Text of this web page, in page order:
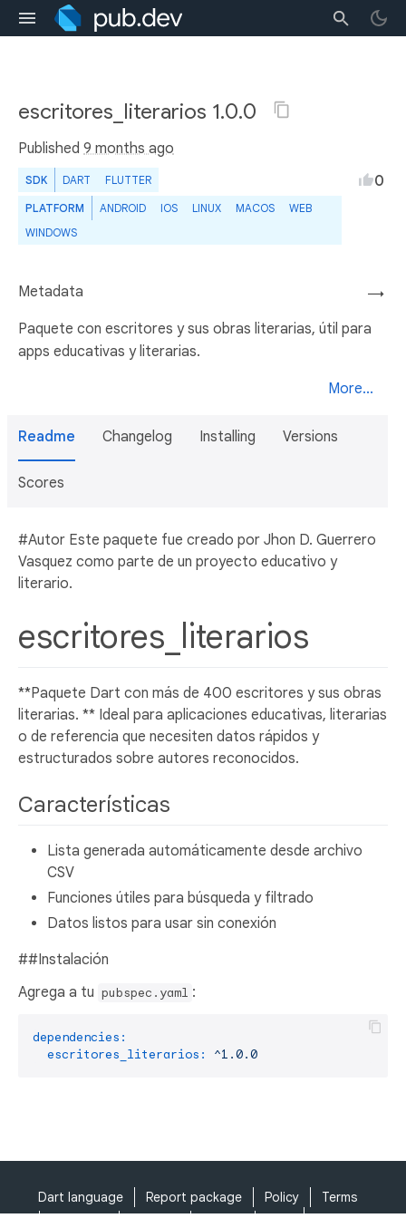
escritores_literarios 1.0.0
Published 9 months ago
SDK DART FLUTTER
PLATFORM ANDROID IOS LINUX MACOS
WEB
WINDOWS
0
→
Metadata
Paquete con escritores y sus obras literarias, útil para
apps educativas y literarias.
More...
Readme Changelog Installing Versions
Scores
#Autor Este paquete fue creado por Jhon D. Guerrero
Vasquez como parte de un proyecto educativo y
literario.
escritores_literarios
**Paquete Dart con más de 400 escritores y sus obras
literarias. ** Ideal para aplicaciones educativas, literarias
o de referencia que necesiten datos rápidos y
estructurados sobre autores reconocidos.
Características
Lista generada automáticamente desde archivo
CSV
Funciones útiles para búsqueda y filtrado
Datos listos para usar sin conexión
##Instalación
Agrega a tu pubspec.yaml :
dependencies:
escritores_literarios:
^1.0.0
Dart language Report package Policy
Terms